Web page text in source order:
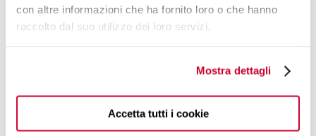
con altre informazioni che ha fornito loro o che hanno
raccolto dal suo utilizzo dei loro servizi.
Mostra dettagli
Accetta tutti i cookie